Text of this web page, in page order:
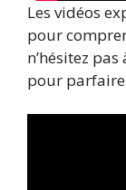
Les vidéos
pour
n’hésitez
pour parfaire